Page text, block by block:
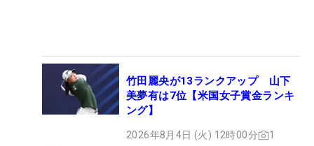
竹田麗央が13ランクアップ 山下
美夢有は7位【米国女子賞金ランキ
ング】
2026年8月4日 (火) 12時00分 1